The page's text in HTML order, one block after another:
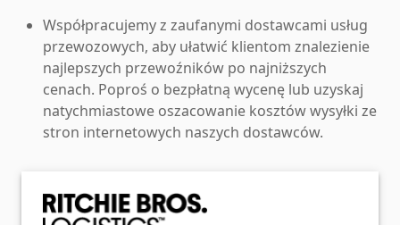
Współpracujemy z zaufanymi dostawcami usług
przewozowych, aby ułatwić klientom znalezienie
najlepszych przewoźników po najniższych
cenach. Poproś o bezpłatną wycenę lub uzyskaj
natychmiastowe oszacowanie kosztów wysyłki ze
stron internetowych naszych dostawców.